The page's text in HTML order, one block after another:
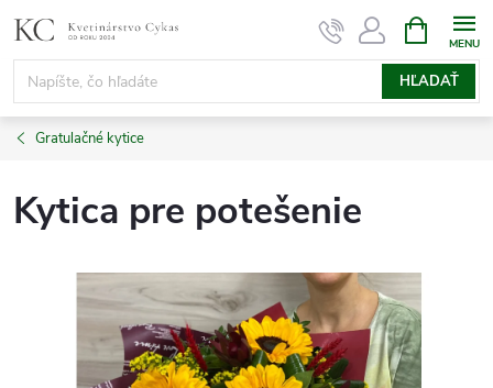
na
obsah
HĽADAŤ
KOŠÍK
Gratulačné kytice
Kytica pre potešenie